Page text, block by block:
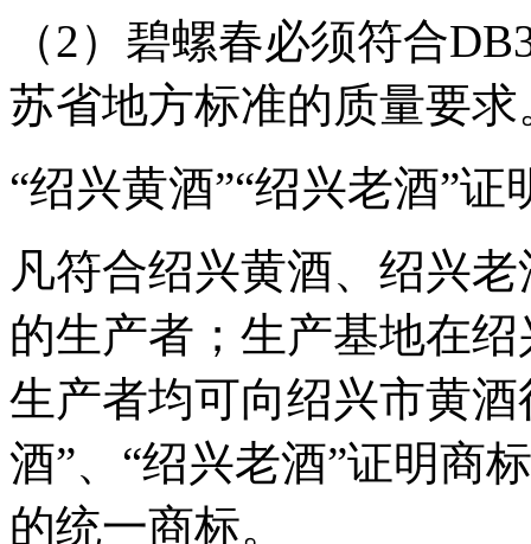
（2）碧螺春必须符合
苏省地方标准的质量要求
“绍兴黄酒”“绍兴老酒”
凡符合绍兴黄酒、绍兴
的生产者；生产基地在
生产者均可向绍兴市黄
酒”、“绍兴老酒”证明商
的统一商标。